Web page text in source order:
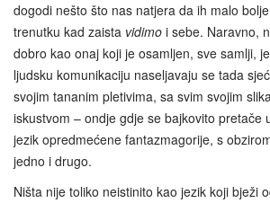
dogodi nešto što nas natjera da ih malo
trenutku kad zaista vidimo i sebe. Naravno,
dobro kao onaj koji je osamljen, sve samlji,
ljudsku komunikaciju naseljavaju se tada
svojim tananim pletivima, sa svim svojim
iskustvom – ondje gdje se bajkovito pretače
jezik opredmećene fantazmagorije, s
jedno i drugo.
Ništa nije toliko neistinito kao jezik koji bježi